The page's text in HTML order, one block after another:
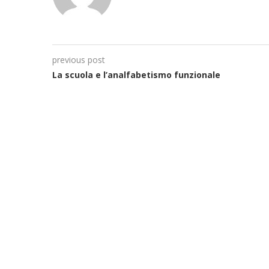
previous post
La scuola e l’analfabetismo funzionale